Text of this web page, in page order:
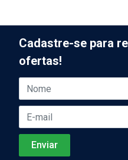
Cadastre-se para
ofertas!